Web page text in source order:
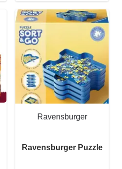
Ravensburger
Ravensburger Puzzle